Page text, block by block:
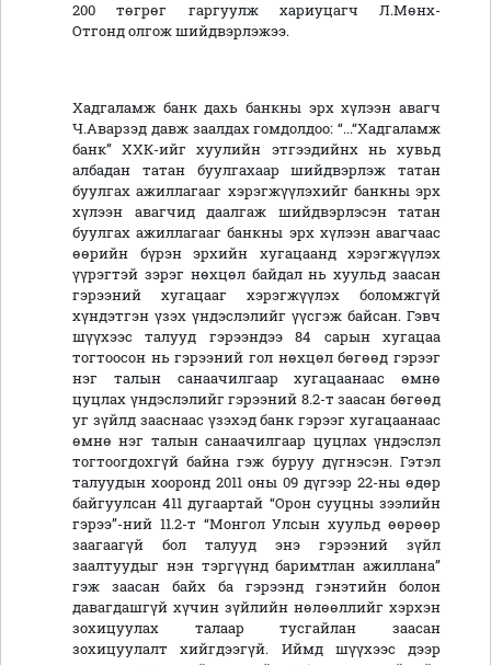
200 төгрөг гаргуулж хариуцагч Л.Мөнх-
Отгонд олгож шийдвэрлэжээ.
Хадгаламж банк дахь банкны эрх хүлээн авагч
Ч.Аварзэд давж заалдах гомдолдоо: “...“Хадгаламж
банк” ХХК-ийг хуулийн этгээдийнх нь хувьд
албадан татан буулгахаар шийдвэрлэж татан
буулгах ажиллагааг хэрэгжүүлэхийг банкны эрх
хүлээн авагчид даалгаж шийдвэрлэсэн татан
буулгах ажиллагааг банкны эрх хүлээн авагчаас
өөрийн бүрэн эрхийн хугацаанд хэрэгжүүлэх
үүрэгтэй зэрэг нөхцөл байдал нь хуульд заасан
гэрээний хугацааг хэрэгжүүлэх боломжгүй
хүндэтгэн үзэх үндэслэлийг үүсгэж байсан. Гэвч
шүүхээс талууд гэрээндээ 84 сарын хугацаа
тогтоосон нь гэрээний гол нөхцөл бөгөөд гэрээг
нэг талын санаачилгаар хугацаанаас өмнө
цуцлах үндэслэлийг гэрээний 8.2-т заасан бөгөөд
уг зүйлд зааснаас үзэхэд банк гэрээг хугацаанаас
өмнө нэг талын санаачилгаар цуцлах үндэслэл
тогтоогдохгүй байна гэж буруу дүгнэсэн. Гэтэл
талуудын хооронд 2011 оны 09 дүгээр 22-ны өдөр
байгуулсан 411 дугаартай “Орон сууцны зээлийн
гэрээ”-ний 11.2-т “Монгол Улсын хуульд өөрөөр
заагаагүй бол талууд энэ гэрээний зүйл
заалтуудыг нэн тэргүүнд баримтлан ажиллана”
гэж заасан байх ба гэрээнд гэнэтийн болон
давагдашгүй хүчин зүйлийн нөлөөллийг хэрхэн
зохицуулах талаар тусгайлан заасан
зохицуулалт хийгдээгүй. Иймд шүүхээс дээр